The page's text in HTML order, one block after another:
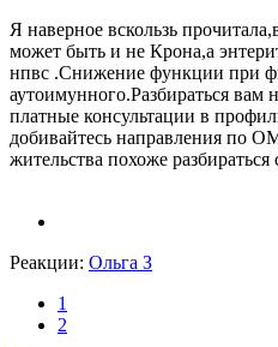
Я наверное вскользь
может быть и не Крона,а
нпвс .Снижение функции при
аутоимунного.Разбираться
платные консультации в
добивайтесь направления по
жительства похоже разбираться
Реакции: Ольга З
1
2